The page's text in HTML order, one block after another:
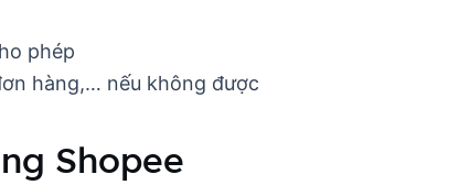
phép
hàng,… nếu không được
Shopee